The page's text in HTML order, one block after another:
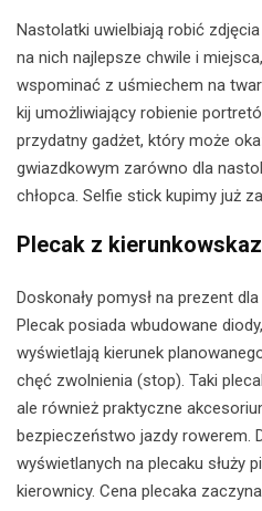
Nastolatki uwielbiają robić
na nich najlepsze chwile i
wspominać z uśmiechem na
kij umożliwiający robienie
przydatny gadżet, który może
gwiazdkowym zarówno dla
chłopca. Selfie stick kupimy już
Plecak z
Doskonały pomysł na prezent
Plecak posiada wbudowane
wyświetlają kierunek
chęć zwolnienia (stop). Taki
ale również praktyczne
bezpieczeństwo jazdy rowerem.
wyświetlanych na plecaku służy
kierownicy. Cena plecaka